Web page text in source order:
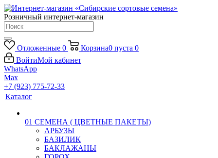
Розничный интернет-магазин
Отложенные 0 Корзина0 пуста 0
ВойтиМой кабинет
WhatsApp
Max
+7 (923) 775-72-33
Каталог
01 СЕМЕНА ( ЦВЕТНЫЕ ПАКЕТЫ)
АРБУЗЫ
БАЗИЛИК
БАКЛАЖАНЫ